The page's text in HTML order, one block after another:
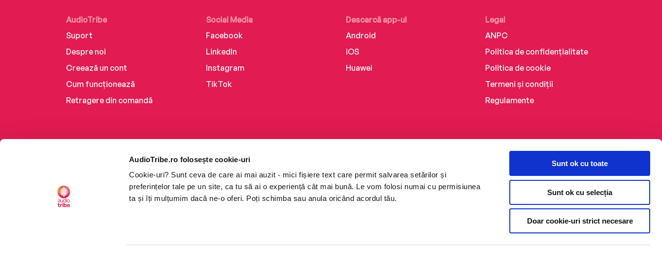
AudioTribe.ro folosește cookie-uri
Cookie-uri? Sunt ceva de care ai mai auzit - mici fișiere text care permit salvarea setărilor și
preferințelor tale pe un site, ca tu să ai o experiență cât mai bună. Le vom folosi numai cu permisiunea
ta și îți mulțumim dacă ne-o oferi. Poți schimba sau anula oricând acordul tău.
Sunt ok cu toate
Sunt ok cu selecția
Doar cookie-uri strict necesare
AudioTribe
Suport
Despre noi
Creează un cont
Cum funcționează
Retragere din comandă
Social Media
Facebook
LinkedIn
Instagram
TikTok
Descarcă app-ul
Android
iOS
Huawei
Legal
ANPC
Politica de confidențialitate
Politica de cookie
Termeni și condiții
Regulamente